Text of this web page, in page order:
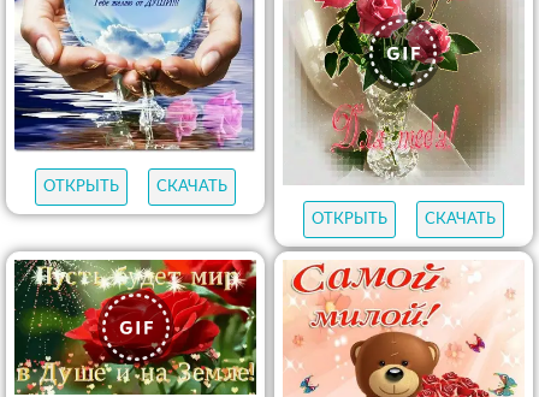
ОТКРЫТЬ СКАЧАТЬ
ОТКРЫТЬ СКАЧАТЬ